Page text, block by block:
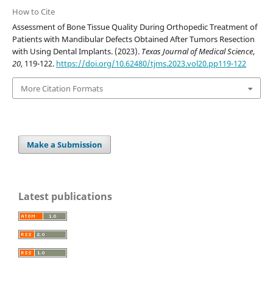
How to Cite
Assessment of Bone Tissue Quality During Orthopedic Treatment of
Patients with Mandibular Defects Obtained After Tumors Resection
with Using Dental Implants. (2023). Texas Journal of Medical Science,
20, 119-122. https://doi.org/10.62480/tjms.2023.vol20.pp119-122
More Citation Formats
Make a Submission
Latest publications